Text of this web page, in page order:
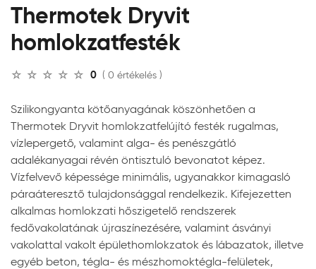
Thermotek Dryvit
homlokzatfesték
0 ( 0 értékelés )
Szilikongyanta kötőanyagának köszönhetően a
Thermotek Dryvit homlokzatfelújító festék rugalmas,
vízlepergető, valamint alga- és penészgátló
adalékanyagai révén öntisztuló bevonatot képez.
Vízfelvevő képessége minimális, ugyanakkor kimagasló
páraáteresztő tulajdonsággal rendelkezik. Kifejezetten
alkalmas homlokzati hőszigetelő rendszerek
fedővakolatának újraszínezésére, valamint ásványi
vakolattal vakolt épülethomlokzatok és lábazatok, illetve
egyéb beton, tégla- és mészhomoktégla-felületek,